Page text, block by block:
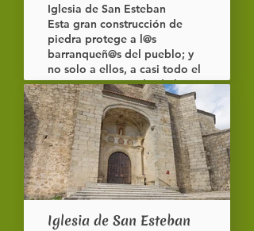
Iglesia de San Esteban
Esta gran construcción de
piedra protege a l@s
barranqueñ@s del pueblo; y
no solo a ellos, a casi todo el
Barranco, ya que desde lo
alto del cerro con nombre del
santo podreís disfrutar de casi
todo el Valle.
Iglesia de San Esteban